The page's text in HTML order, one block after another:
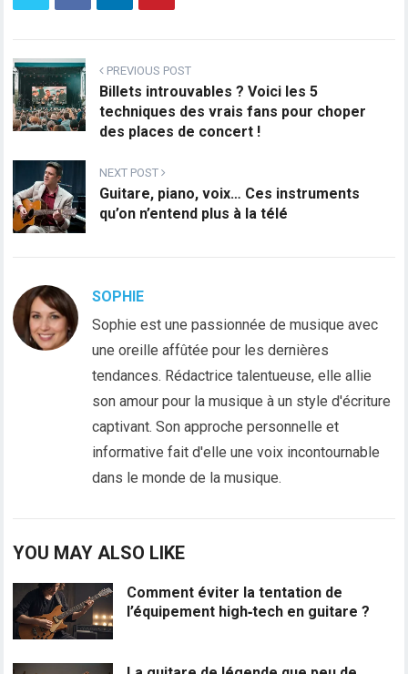
PREVIOUS POST
Billets introuvables ? Voici les 5
techniques des vrais fans pour choper
des places de concert !
NEXT POST
Guitare, piano, voix… Ces instruments
qu’on n’entend plus à la télé
SOPHIE
Sophie est une passionnée de musique avec
une oreille affûtée pour les dernières
tendances. Rédactrice talentueuse, elle allie
son amour pour la musique à un style d'écriture
captivant. Son approche personnelle et
informative fait d'elle une voix incontournable
dans le monde de la musique.
YOU MAY ALSO LIKE
Comment éviter la tentation de
l’équipement high‑tech en guitare ?